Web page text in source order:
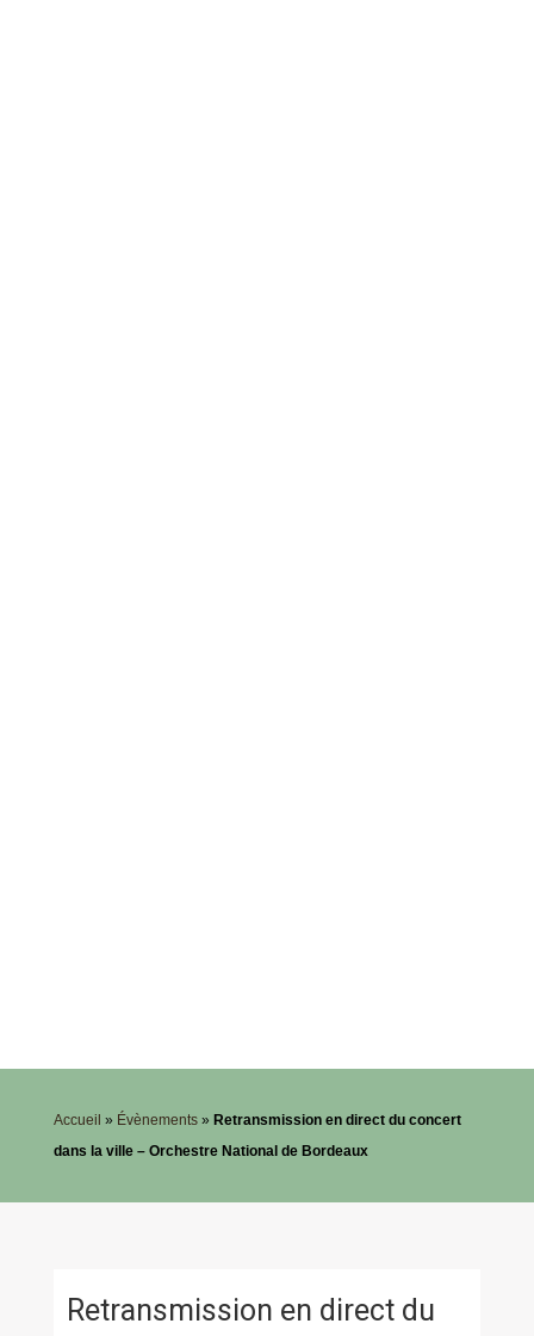
Accueil » Évènements» Retransmission en direct du concert
dans la ville – Orchestre National de Bordeaux
Retransmission en direct du